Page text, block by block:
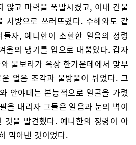
않고 마력을 폭발시켰고, 이내 건물
사방으로 쓰러뜨렸다. 수해와도 같
자, 예니한이 소환한 얼음의 정령
울의 냉기를 입으로 내뿜었다. 갑자
물보라가 옥상 한가운데에서 맞부
얼음 조각과 물방울이 튀었다. 그
안야테는 본능적으로 얼굴을 가렸
을 내리자 그들은 얼음과 눈의 벽이
것을 발견했다. 예니한의 정령이 아
막아낸 것이었다.